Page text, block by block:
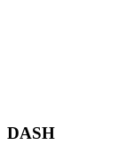
DASH